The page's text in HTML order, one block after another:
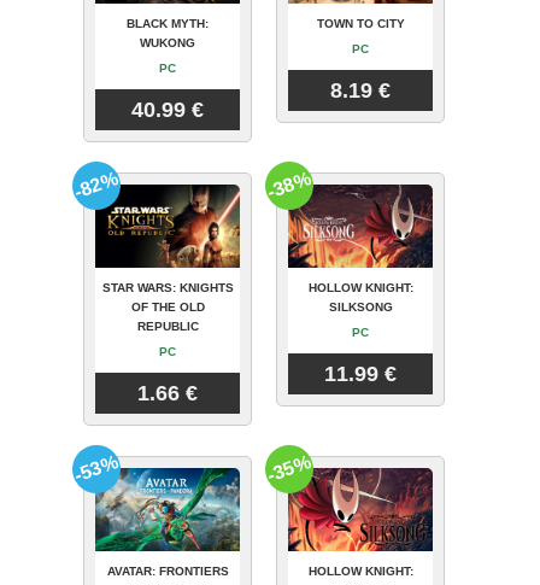
BLACK MYTH:
WUKONG
PC
40.99 €
TOWN TO CITY
PC
8.19 €
STAR WARS: KNIGHTS
OF THE OLD
REPUBLIC
PC
1.66 €
-82%
HOLLOW KNIGHT:
SILKSONG
PC
11.99 €
-38%
AVATAR: FRONTIERS
-53%
HOLLOW KNIGHT:
-35%